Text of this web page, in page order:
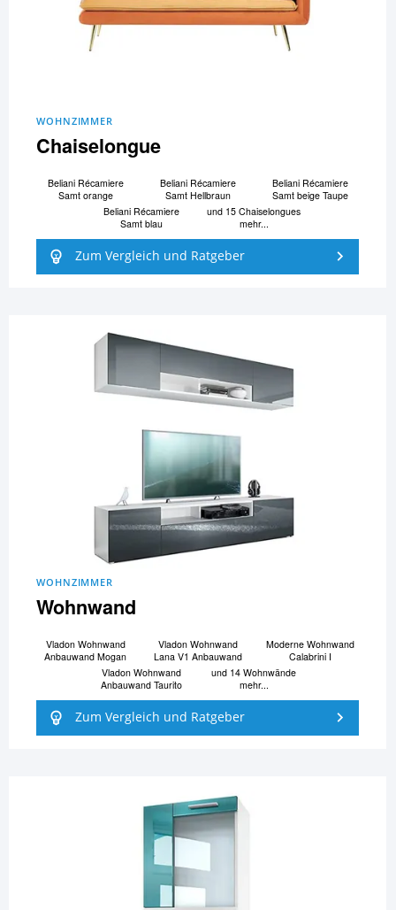
WOHNZIMMER
Chaiselongue
Beliani Ré­ca­mi­e­re
Samt orange
Beliani Ré­ca­mi­e­re
Samt Hellbraun
Beliani Ré­ca­mi­e­re
Samt beige Taupe
Beliani Ré­ca­mi­e­re
Samt blau
und 15 Chaiselongues
mehr...
Zum Vergleich und Ratgeber
WOHNZIMMER
Wohnwand
Vladon Wohnwand
Anbauwand Mogan
Vladon Wohnwand
Lana V1 Anbauwand
Moderne Wohnwand
Calabrini I
Vladon Wohnwand
Anbauwand Taurito
und 14 Wohnwände
mehr...
Zum Vergleich und Ratgeber